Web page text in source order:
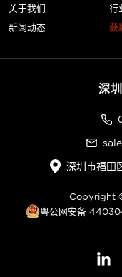
关于我们
新闻动态
行
获
深
深圳市福田
Copyright
粤公网安备